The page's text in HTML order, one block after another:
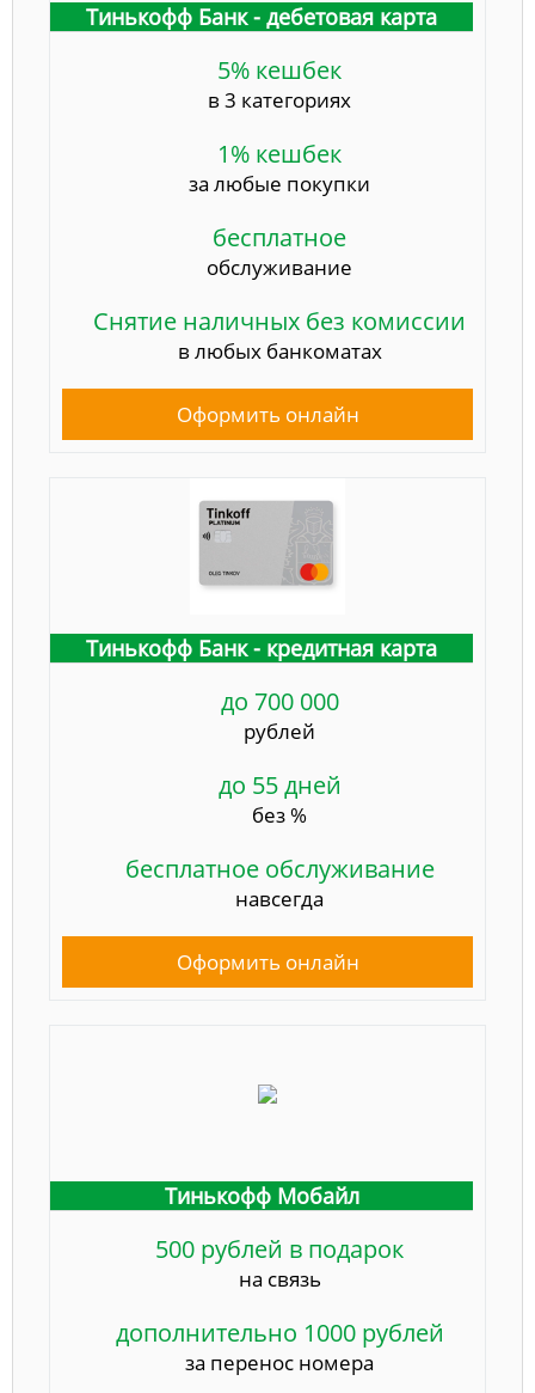
Тинькофф Банк - дебетовая карта
5% кешбек
в 3 категориях
1% кешбек
за любые покупки
бесплатное
обслуживание
Снятие наличных без комиссии
в любых банкоматах
Оформить онлайн
Тинькофф Банк - кредитная карта
до 700 000
рублей
до 55 дней
без %
бесплатное обслуживание
навсегда
Оформить онлайн
Тинькофф Мобайл
500 рублей в подарок
на связь
дополнительно 1000 рублей
за перенос номера